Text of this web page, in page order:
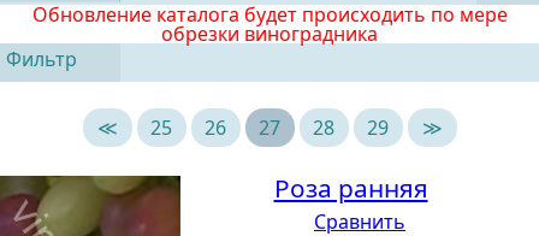
Обновление каталога будет происходить по мере
обрезки виноградника
Фильтр
≪ 25 26 27 28 29 ≫
Роза ранняя
Сравнить